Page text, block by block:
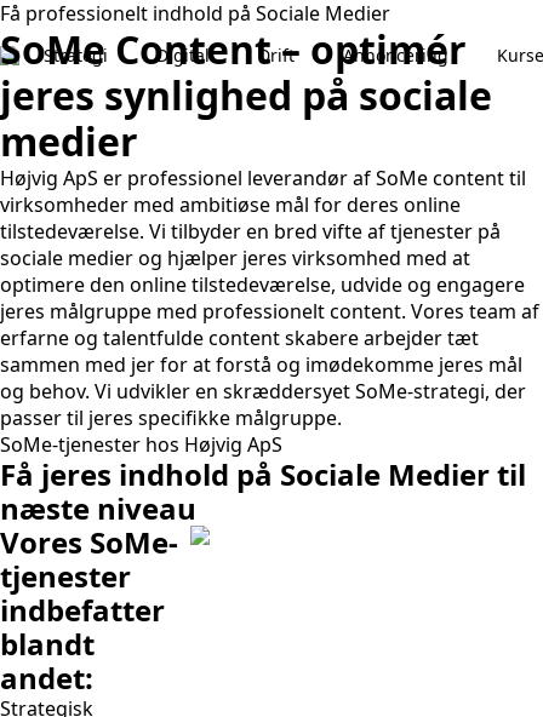
Strategi Digital Drift Annoncering
Få professionelt indhold på Sociale Medier
SoMe Content – optimér
jeres synlighed på sociale
medier
Højvig ApS er professionel leverandør af SoMe content til
virksomheder med ambitiøse mål for deres online
tilstedeværelse. Vi tilbyder en bred vifte af tjenester på
sociale medier og hjælper jeres virksomhed med at
optimere den online tilstedeværelse, udvide og engagere
jeres målgruppe med professionelt content. Vores team af
erfarne og talentfulde content skabere arbejder tæt
sammen med jer for at forstå og imødekomme jeres mål
og behov. Vi udvikler en skræddersyet SoMe-strategi, der
passer til jeres specifikke målgruppe.
SoMe-tjenester hos Højvig ApS
Få jeres indhold på Sociale Medier til
næste niveau
Vores SoMe-
tjenester
indbefatter
blandt
andet:
Strategisk